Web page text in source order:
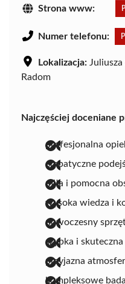
Strona www:
Numer telefonu:
Lokalizacja:
Radom
Najczęściej doceniane
profesjonalna
empatyczne
miła i pomocna
wysoka wiedza i
nowoczesny
szybka i
przyjazna
kompleksowe